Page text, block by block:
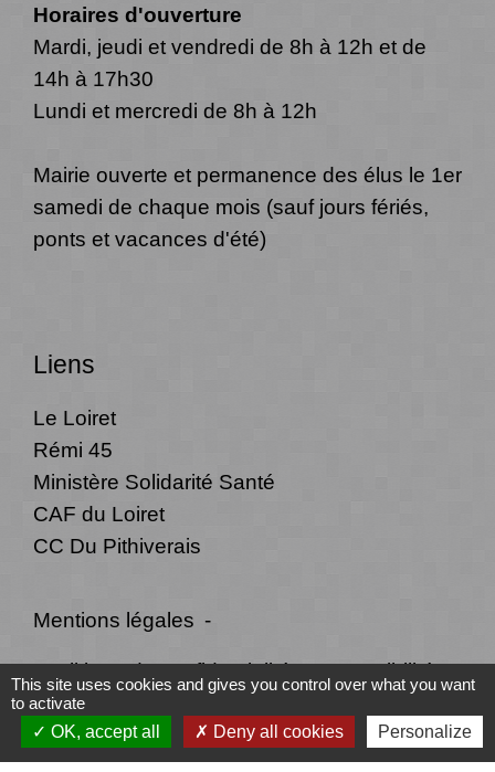
Horaires d'ouverture
Mardi, jeudi et vendredi de 8h à 12h et de
14h à 17h30
Lundi et mercredi de 8h à 12h
Mairie ouverte et permanence des élus le 1er
samedi de chaque mois (sauf jours fériés,
ponts et vacances d'été)
Liens
Le Loiret
Rémi 45
Ministère Solidarité Santé
CAF du Loiret
CC Du Pithiverais
Mentions légales -
Politique de confidentialité - Accessibilité -
Plan du site - Gestion des cookies
This site uses cookies and gives you control over what you want
to activate
OK, accept all
Deny all cookies Personalize